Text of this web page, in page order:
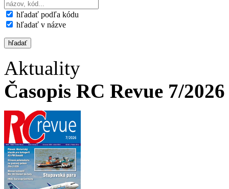
hľadať podľa kódu
hľadať v názve
Aktuality
Časopis RC Revue 7/